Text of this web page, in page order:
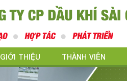
GIỚI THIỆU THÀNH VIÊN